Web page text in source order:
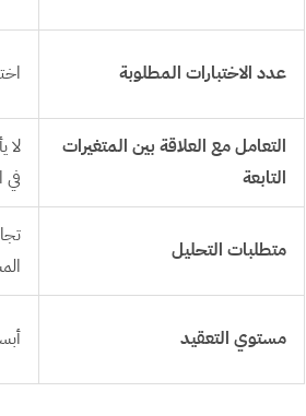
عدد الاختبارات المطلوبة
التعامل مع العلاقة بين المتغيرات
التابعة
لا
في
متطلبات التحليل
مستوي التعقيد